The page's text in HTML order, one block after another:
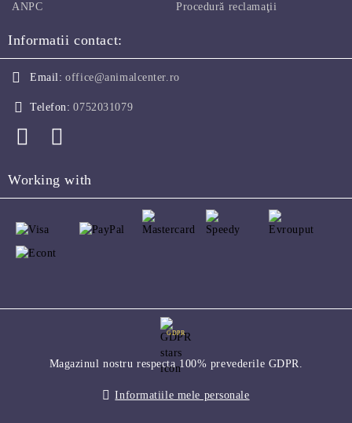
ANPC Procedură reclamaţii
Informatii contact:
Email: office@animalcenter.ro
Telefon: 0752031079
Working with
GDPR
Magazinul nostru respecta 100% prevederile GDPR.
Informatiile mele personale